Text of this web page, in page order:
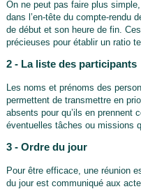
On ne peut pas faire plus
dans l’en-tête du compte-rendu
de début et son heure de fin.
précieuses pour établir un ratio
2 - La liste des participants
Les noms et prénoms des
permettent de transmettre en
absents pour qu’ils en prennent
éventuelles tâches ou missions
3 - Ordre du jour
Pour être efficace, une réunion
du jour est communiqué aux